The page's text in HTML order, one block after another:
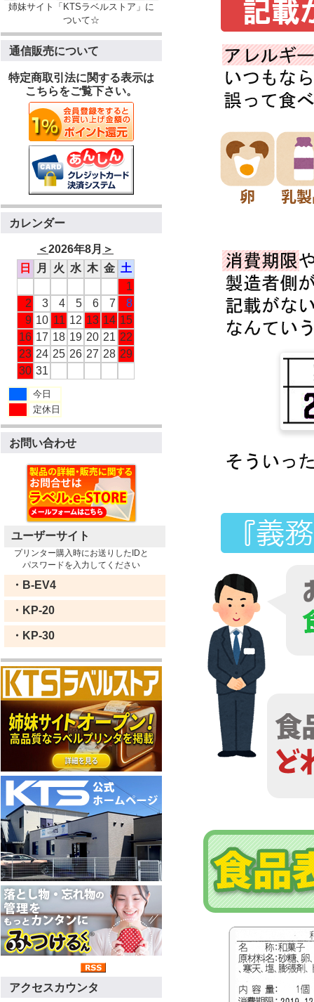
姉妹サイト「KTSラベルストア」に
ついて☆
通信販売について
特定商取引法に関する表示は
こちらをご覧下さい。
カレンダー
＜2026年8月 ＞
日
月 火 水 木 金 土
1
2
3 4 5 6 7
8
9 10 11 12 13 14 15
16 17 18 19 20 21 22
23 24 25 26 27 28 29
30 31
今日
定休日
お問い合わせ
ユーザーサイト
プリンター購入時にお送りしたIDと
パスワードを入力してください
・B-EV4
・KP-20
・KP-30
アクセスカウンタ